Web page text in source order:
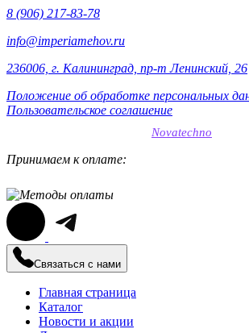
8 (906) 217-83-78
info@imperiamehov.ru
236006, г. Калининград, пр-т Ленинский, 26
Положение об обработке персональных
Пользовательское соглашение
Novatechno
Принимаем к оплате:
Связаться с нами
Главная страница
Каталог
Новости и акции